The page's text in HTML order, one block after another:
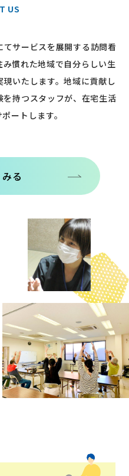
サービスを展開する訪問看
いたします。地域に貢献し
持つスタッフが、在宅生活
ートします。